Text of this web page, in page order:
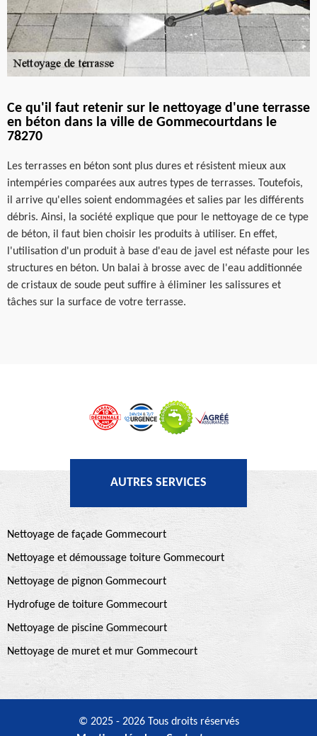
Ce qu'il faut retenir sur le nettoyage d'une terrasse
en béton dans la ville de Gommecourtdans le
78270
Les terrasses en béton sont plus dures et résistent mieux aux
intempéries comparées aux autres types de terrasses. Toutefois,
il arrive qu'elles soient endommagées et salies par les différents
débris. Ainsi, la société explique que pour le nettoyage de ce type
de béton, il faut bien choisir les produits à utiliser. En effet,
l'utilisation d'un produit à base d'eau de javel est néfaste pour les
structures en béton. Un balai à brosse avec de l'eau additionnée
de cristaux de soude peut suffire à éliminer les salissures et
tâches sur la surface de votre terrasse.
AUTRES SERVICES
Nettoyage de façade Gommecourt
Nettoyage et démoussage toiture Gommecourt
Nettoyage de pignon Gommecourt
Hydrofuge de toiture Gommecourt
Nettoyage de piscine Gommecourt
Nettoyage de muret et mur Gommecourt
© 2025 - 2026 Tous droits réservés